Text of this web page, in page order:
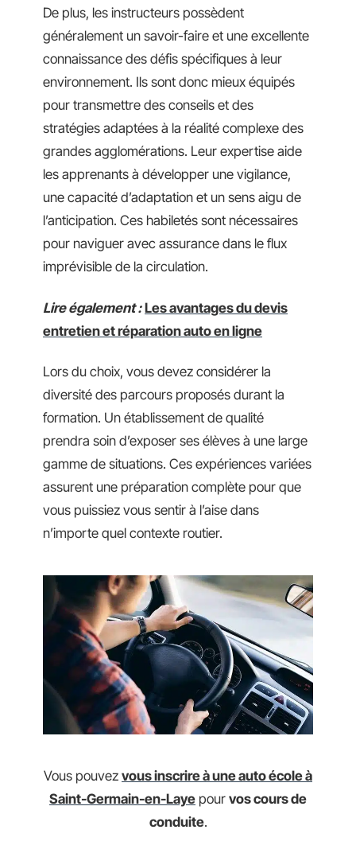
De plus, les instructeurs possèdent
généralement un savoir-faire et une excellente
connaissance des défis spécifiques à leur
environnement. Ils sont donc mieux équipés
pour transmettre des conseils et des
stratégies adaptées à la réalité complexe des
grandes agglomérations. Leur expertise aide
les apprenants à développer une vigilance,
une capacité d’adaptation et un sens aigu de
l’anticipation. Ces habiletés sont nécessaires
pour naviguer avec assurance dans le flux
imprévisible de la circulation.
Lire également : Les avantages du devis
entretien et réparation auto en ligne
Lors du choix, vous devez considérer la
diversité des parcours proposés durant la
formation. Un établissement de qualité
prendra soin d’exposer ses élèves à une large
gamme de situations. Ces expériences variées
assurent une préparation complète pour que
vous puissiez vous sentir à l’aise dans
n’importe quel contexte routier.
Vous pouvez vous inscrire à une auto école à
Saint-Germain-en-Laye pour vos cours de
conduite.